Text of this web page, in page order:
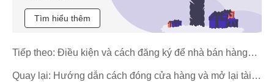
Tìm hiểu thêm
Quay lại: Hướng dẫn cách đóng cửa hàng và mở lại tài
Tiếp theo: Điều kiện và cách đăng ký để nhà bán hàng